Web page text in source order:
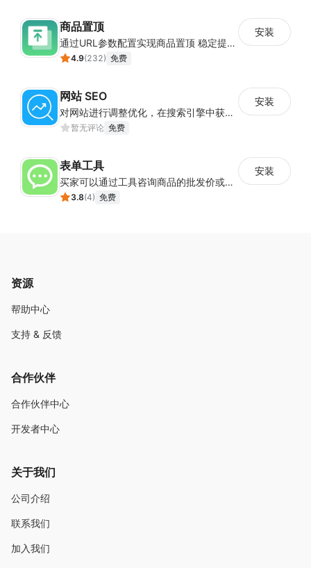
商品置顶
通过URL参数配置实现商品置顶 稳定提升目标商品曝光
4.9(232) 免费
安装
网站 SEO
对网站进行调整优化，在搜索引擎中获得更多的展现量
暂无评论 免费
安装
表单工具
买家可以通过工具咨询商品的批发价或合作事宜
3.8(4) 免费
安装
资源
帮助中心
支持 & 反馈
合作伙伴
合作伙伴中心
开发者中心
关于我们
公司介绍
联系我们
加入我们